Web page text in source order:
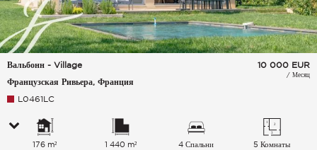
Вальбонн - Village
Французская Ривьера, Франция
10 000 EUR
/ Месяц
L0461LC
176 m² 1 440 m² 4 Спальни 5 Комнаты